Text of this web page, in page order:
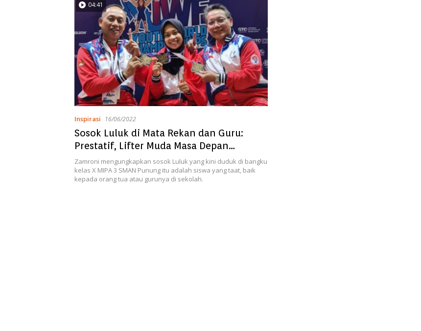
04:41
Inspirasi 16/06/2022
Sosok Luluk di Mata Rekan dan Guru:
Prestatif, Lifter Muda Masa Depan
Indonesia
Zamroni mengungkapkan sosok Luluk yang kini duduk di bangku
kelas X MIPA 3 SMAN Punung itu adalah siswa yang taat, baik
kepada orang tua atau gurunya di sekolah.